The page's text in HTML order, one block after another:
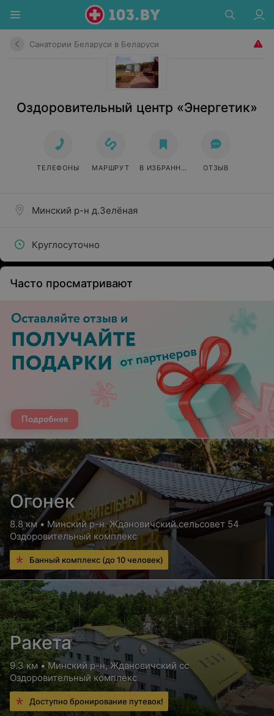
Санатории Беларуси в Беларуси
Оздоровительный центр «Энергетик»
Минский р-н д.Зелёная
Круглосуточно
ТЕЛЕФОНЫ МАРШРУТ В ИЗБРАННОЕ ОТЗЫВ
Часто просматривают
Огонек
8.8 км • Минский р-н. Ждановичский сельсовет 54
Оздоровительный комплекс
Банный комплекс (до 10 человек)
Ракета
9.3 км • Минский р-н, Ждановичский сс
Оздоровительный комплекс
Доступно бронирование путевок!